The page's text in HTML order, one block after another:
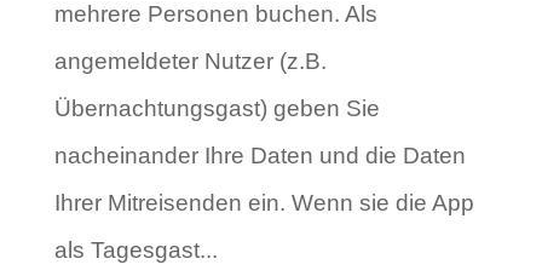
mehrere Personen buchen. Als
angemeldeter Nutzer (z.B.
Übernachtungsgast) geben Sie
nacheinander Ihre Daten und die Daten
Ihrer Mitreisenden ein. Wenn sie die App
als Tagesgast...